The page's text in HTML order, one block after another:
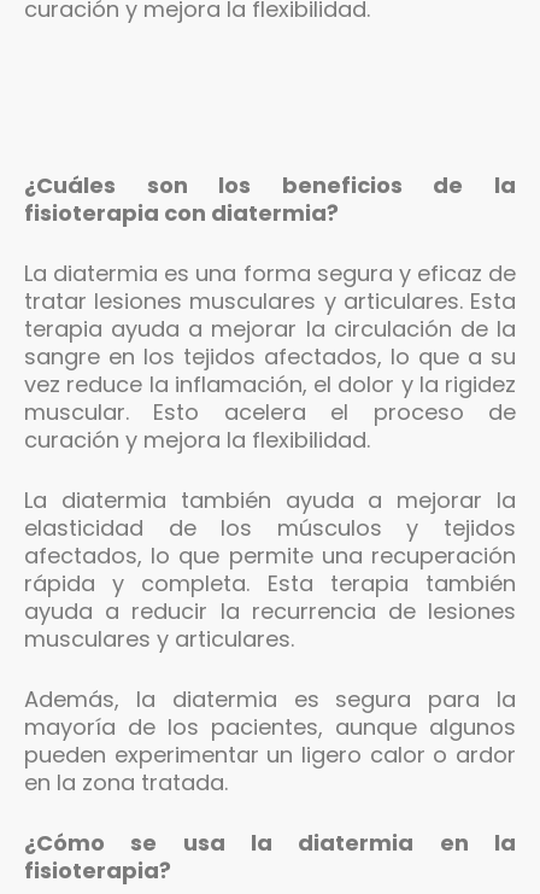
curación y mejora la flexibilidad.
¿Cuáles son los beneficios de la
fisioterapia con diatermia?
La diatermia es una forma segura y eficaz de
tratar lesiones musculares y articulares. Esta
terapia ayuda a mejorar la circulación de la
sangre en los tejidos afectados, lo que a su
vez reduce la inflamación, el dolor y la rigidez
muscular. Esto acelera el proceso de
curación y mejora la flexibilidad.
La diatermia también ayuda a mejorar la
elasticidad de los músculos y tejidos
afectados, lo que permite una recuperación
rápida y completa. Esta terapia también
ayuda a reducir la recurrencia de lesiones
musculares y articulares.
Además, la diatermia es segura para la
mayoría de los pacientes, aunque algunos
pueden experimentar un ligero calor o ardor
en la zona tratada.
¿Cómo se usa la diatermia en la
fisioterapia?